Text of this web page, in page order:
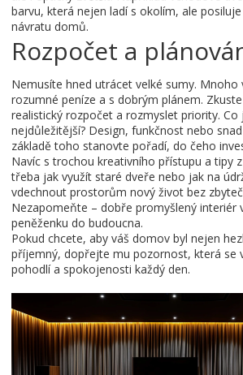
barvu, která nejen ladí s okolím, ale
návratu domů.
Rozpočet a
Nemusíte hned utrácet velké sumy. Mnoho
rozumné peníze a s dobrým plánem.
realistický rozpočet a rozmyslet priority. Co
nejdůležitější? Design, funkčnost nebo
základě toho stanovte pořadí, do čeho
Navíc s trochou kreativního přístupu a tipy
třeba jak využít staré dveře nebo jak na
vdechnout prostorům nový život bez
Nezapomeňte – dobře promyšlený interiér
peněženku do budoucna.
Pokud chcete, aby váš domov byl nejen
příjemný, dopřejte mu pozornost, která se
pohodlí a spokojenosti každý den.